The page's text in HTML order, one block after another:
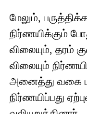
மேலும்,
நிர்ணயிக்கும்
விலையும், தரம்
விலையும்
அனைத்து வகை
நிர்ணயிப்பது